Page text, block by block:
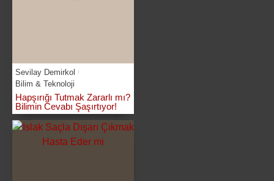
Sevilay Demirkol
Bilim & Teknoloji
Hapşırığı Tutmak Zararlı mı?
Bilimin Cevabı Şaşırtıyor!